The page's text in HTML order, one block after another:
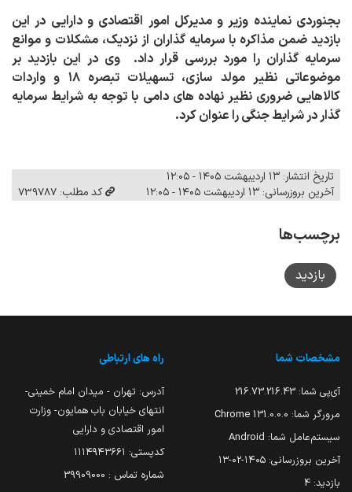
بجنوردی نماینده وزیر و مدیرکل امور اقتصادی و دارایی در این
بازدید ضمن مذاکره با سرمایه گذاران از نزدیک، مشکلات و موانع
سرمایه گذاران را مورد بررسی قرار داد.
وی در این بازدید بر
موضوعاتی نظیر مولد سازی، تسهیلات تبصره ۱۸ و واردات
کالاهایی ضروری نظیر نهاده های دامی با توجه به شرایط سرمایه
گذار در شرایط جنگی را عنوان کرد.
تاریخ انتشار: ۱۳ اردیبهشت ۱۴۰۵ - ۱۲:۰۵
آخرین بروزرسانی: ۱۳ اردیبهشت ۱۴۰۵ - ۱۲:۰۵
کد مطلب: 739787
برچسب‌ها
بازدید
مشخصات شما
آی‌پی شما: 216.73.216.43
مرورگر شما: 131.0.0.0 Chrome
سیستم‌عامل شما: Android
آخرین بروزرسانی: ۱۴۰۵-۰۲-۱۳
بازدید: 4
راه های ارتباطی
آدرس: تهران - میدان امام خمینی-
انتهای خیابان باب همایون- وزارت
امور اقتصادی و دارایی
کدپستی: ۱۱۱۴۹۴۳۶۶۱
شماره تماس : 39909000